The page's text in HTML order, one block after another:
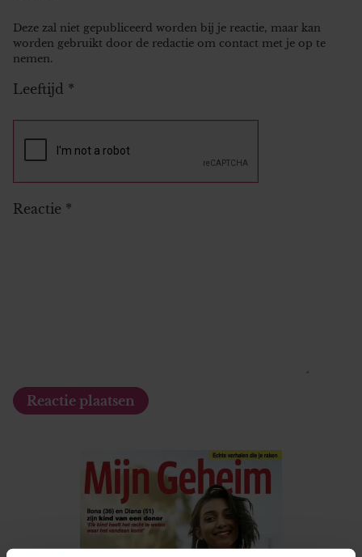
Deze zal niet gepubliceerd worden bij je reactie, maar kan
worden gebruikt door de redactie om contact met je op te
nemen.
Leeftijd *
Reactie *